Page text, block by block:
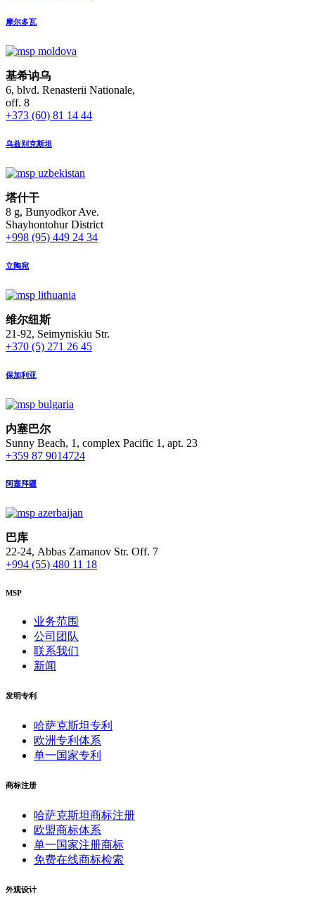
摩尔多瓦
基希讷乌
6, blvd. Renasterii Nationale,
off. 8
+373 (60) 81 14 44
乌兹别克斯坦
塔什干
8 g, Bunyodkor Ave.
Shayhontohur District
+998 (95) 449 24 34
立陶宛
维尔纽斯
21-92, Seimyniskiu Str.
+370 (5) 271 26 45
保加利亚
内塞巴尔
Sunny Beach, 1, complex Pacific 1, apt. 23
+359 87 9014724
阿塞拜疆
巴库
22-24, Abbas Zamanov Str. Off. 7
+994 (55) 480 11 18
MSP
业务范围
公司团队
联系我们
新闻
发明专利
哈萨克斯坦专利
欧洲专利体系
单一国家专利
商标注册
哈萨克斯坦商标注册
欧盟商标体系
单一国家注册商标
免费在线商标检索
外观设计